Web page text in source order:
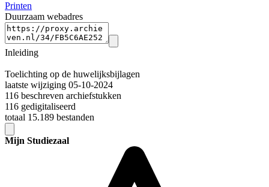
Printen
Duurzaam webadres
Inleiding
Toelichting op de huwelijksbijlagen
laatste wijziging 05-10-2024
116 beschreven archiefstukken
116 gedigitaliseerd
totaal 15.189 bestanden
Mijn Studiezaal